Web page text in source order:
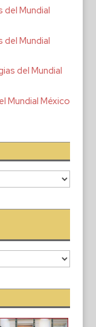
Mundial
Mundial
del Mundial
Mundial México